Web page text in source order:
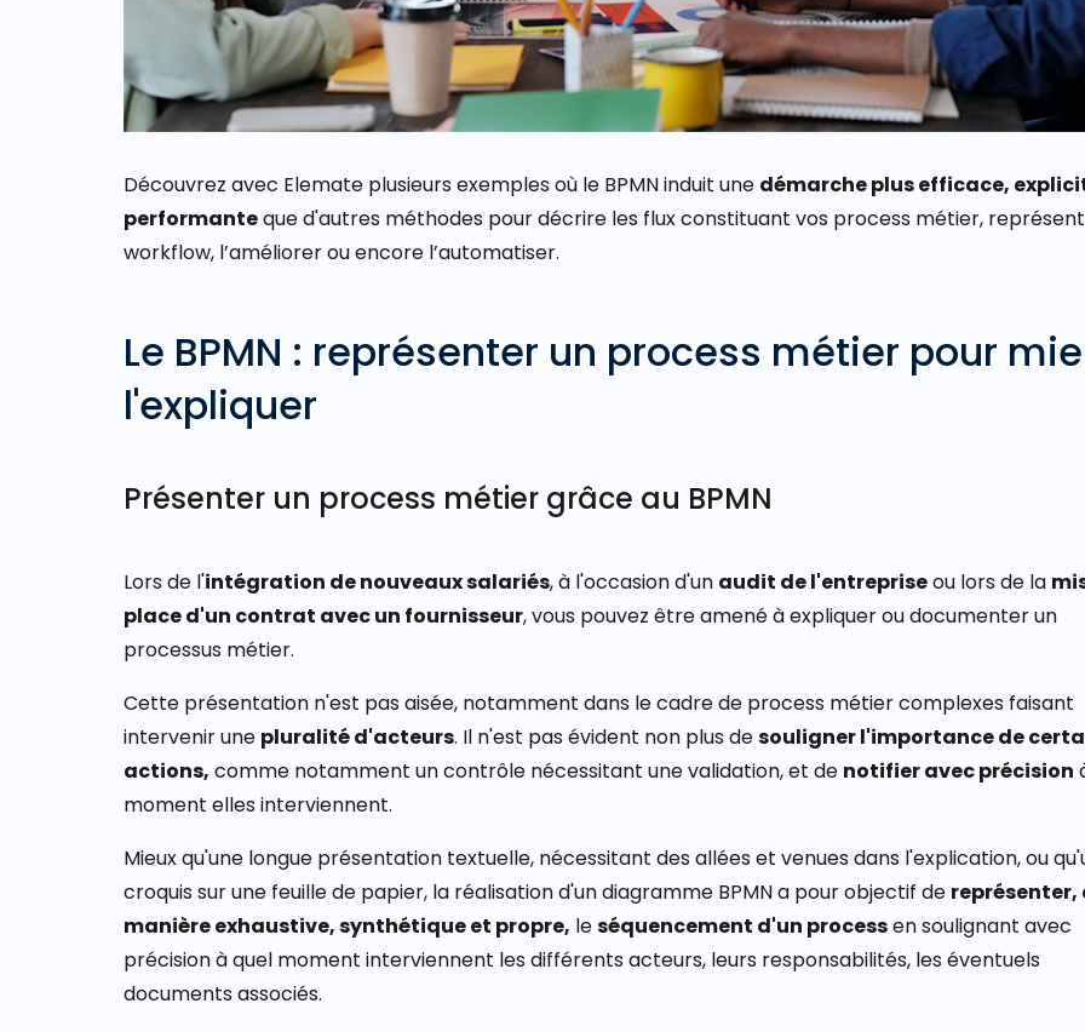
Découvrez avec Elemate plusieurs exemples où le BPMN induit une démarche plus efficace,
performanteque d'autres méthodes pourdécrire les flux constituant vos process métier,
workflow, l’améliorer ou encore l’automatiser.
Le BPMN : représenter un process métier pour
l'expliquer
Présenter un process métier grâce au BPMN
Lors de l'intégration de nouveaux salariés, à l'occasion d'un audit de l'entrepriseou lors de la
place d'un contrat avec un fournisseur, vous pouvez être amené à expliquer ou documenter un
processus métier.
Cette présentation n'est pas aisée, notamment dans le cadre de process métier complexes faisant
intervenir une pluralité d'acteurs. Il n'est pas évident non plus desouligner l'importance de
actions, comme notamment un contrôle nécessitant une validation, et de notifier avec précision
moment elles interviennent.
Mieux qu'une longue présentation textuelle, nécessitant des allées et venues dans l'explication, ou
croquis sur une feuille de papier, la réalisation d'un diagramme BPMN a pour objectif de représenter,
manière exhaustive, synthétique et propre, leséquencement d'un processen soulignant avec
précision à quel moment interviennent les différents acteurs, leurs responsabilités, les éventuels
documents associés.